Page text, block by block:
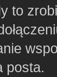
to
posta.